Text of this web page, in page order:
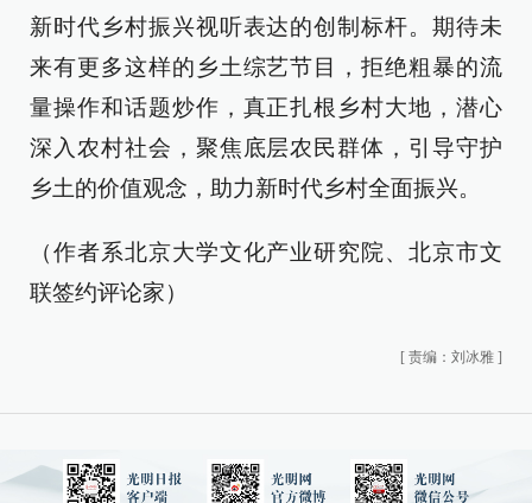
新时代乡村振兴视听表达的创制标杆。期待未
来有更多这样的乡土综艺节目，拒绝粗暴的流
量操作和话题炒作，真正扎根乡村大地，潜心
深入农村社会，聚焦底层农民群体，引导守护
乡土的价值观念，助力新时代乡村全面振兴。
（作者系北京大学文化产业研究院、北京市文
联签约评论家）
[ 责编：刘冰雅 ]